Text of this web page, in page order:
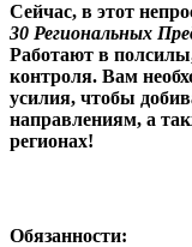
Сейчас, в этот
30 Региональных
Работают в
контроля. Вам
усилия, чтобы
направлениям, а
регионах!
Обязанности: